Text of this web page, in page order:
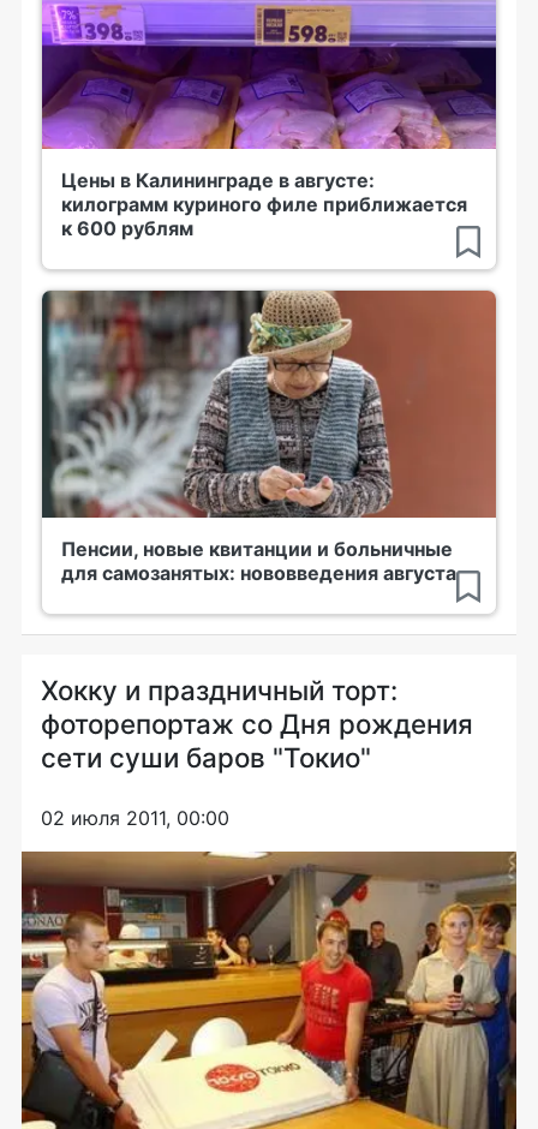
Цены в Калининграде в августе:
килограмм куриного филе приближается
к 600 рублям
Пенсии, новые квитанции и больничные
для самозанятых: нововведения августа
Хокку и праздничный торт:
фоторепортаж со Дня рождения
сети суши баров "Токио"
02 июля 2011, 00:00